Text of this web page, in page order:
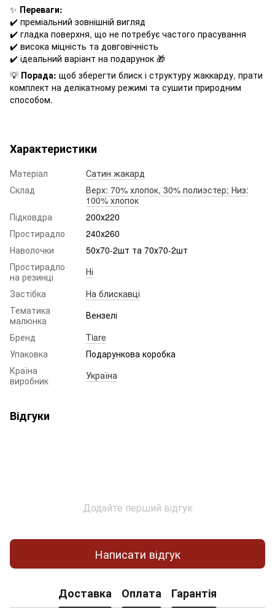
✨ Переваги:
✔️ преміальний зовнішній вигляд
✔️ гладка поверхня, що не потребує частого прасування
✔️ висока міцність та довговічність
✔️ ідеальний варіант на подарунок 🎁
💡 Порада: щоб зберегти блиск і структуру жаккарду, прати
комплект на делікатному режимі та сушити природним
способом.
Характеристики
Матеріал
Сатин жакард
Склад
Верх: 70% хлопок, 30% полиэстер; Низ:
100% хлопок
Підковдра
200х220
Простирадло
240х260
Наволочки
50х70-2шт та 70х70-2шт
Простирадло
на резинці
Ні
Застібка
На блискавці
Тематика
малюнка
Вензелі
Бренд
Tiare
Упаковка
Подарункова коробка
Країна
виробник
Україна
Відгуки
Додайте перший відгук
Написати відгук
Доставка Оплата Гарантія